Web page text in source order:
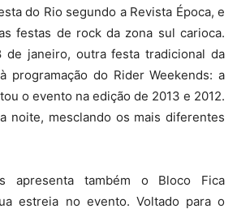
do Rio segundo a Revista Época, e
festas de rock da zona sul carioca.
de janeiro, outra festa tradicional da
programação do Rider Weekends: a
o evento na edição de 2013 e 2012.
noite, mesclando os mais diferentes
apresenta também o Bloco Fica
estreia no evento. Voltado para o